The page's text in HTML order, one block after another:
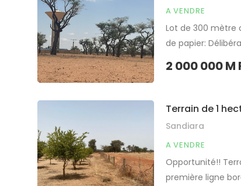
A VENDRE
Lot de 300 mètre
de papier:
2 000 000 M
Terrain de 1
Sandiara
A VENDRE
Opportunité!!
première ligne